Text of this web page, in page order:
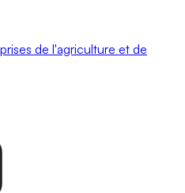
de l'agriculture et de